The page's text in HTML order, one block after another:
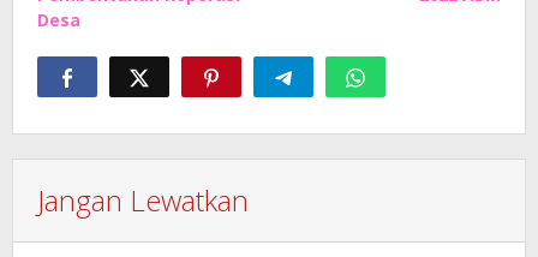
Desa
Jangan Lewatkan